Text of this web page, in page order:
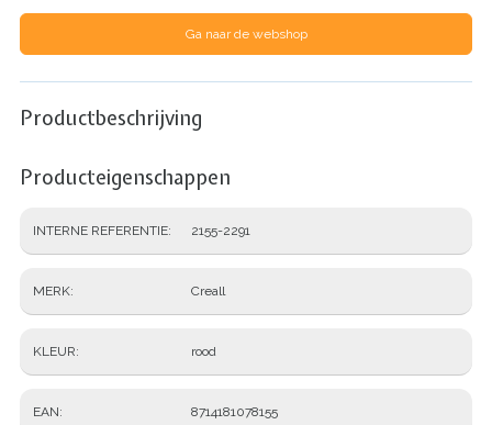
Ga naar de webshop
Productbeschrijving
Producteigenschappen
INTERNE REFERENTIE 2155-2291
MERK Creall
KLEUR rood
EAN 8714181078155